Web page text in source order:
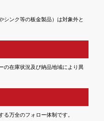
ンク等の板金製品）は対象外と
の在庫状況及び納品地域により異
万全のフォロー体制です。